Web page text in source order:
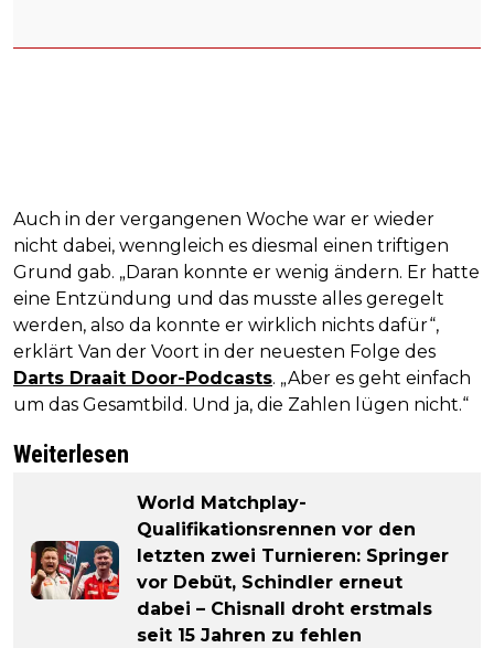
Auch in der vergangenen Woche war er wieder
nicht dabei, wenngleich es diesmal einen triftigen
Grund gab. „Daran konnte er wenig ändern. Er hatte
eine Entzündung und das musste alles geregelt
werden, also da konnte er wirklich nichts dafür“,
erklärt Van der Voort in der neuesten Folge des
Darts Draait Door-Podcasts. „Aber es geht einfach
um das Gesamtbild. Und ja, die Zahlen lügen nicht.“
Weiterlesen
World Matchplay-
Qualifikationsrennen vor den
letzten zwei Turnieren: Springer
vor Debüt, Schindler erneut
dabei – Chisnall droht erstmals
seit 15 Jahren zu fehlen